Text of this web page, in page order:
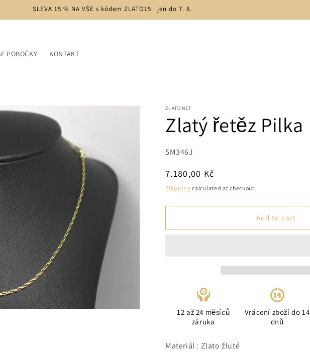
SLEVA 15 % NA VŠE s kódem ZLATO15 · jen do 7. 8.
POBOČKY KONTAKT
ZLATONET
Zlatý řetěz Pilka
SKU:
SM346J
Regular
price
7.180,00 Kč
Shipping calculated at checkout.
Add to cart
12 až 24 měsíců
záruka
Vrácení zboží do 14
dnů
Materiál : Zlato žluté